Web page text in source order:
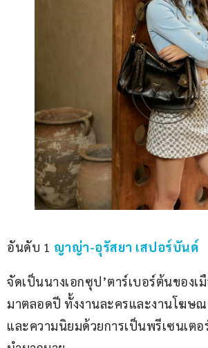
อันดับ 1 ญาญ่า-อุรัสยา เสปอร์บันด์
จัดเป็นนางเอกซุป’ตาร์เบอร์ต้นของเ
มาตลอดปี ทั้งงานละครและงานโฆษ
และความนิยมด้วยการเป็นพรีเซนเต